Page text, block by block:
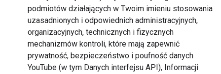
podmiotów działających w Twoim imieniu stosowania
uzasadnionych i odpowiednich administracyjnych,
organizacyjnych, technicznych i fizycznych
mechanizmów kontroli, które mają zapewnić
prywatność, bezpieczeństwo i poufność danych
YouTube (w tym Danych interfejsu API), Informacji